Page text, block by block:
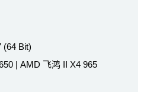
(64 Bit)
| AMD 飞鸿 II X4 965